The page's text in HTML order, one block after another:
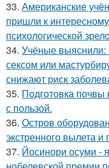
33. Американские
пришли к
психологической
34. Учёные выяснили:
сексом или
снижают риск
35. Подготовка почвы
с пользой.
36. Остров
экстренного вылета
37. Йосинори осуми -